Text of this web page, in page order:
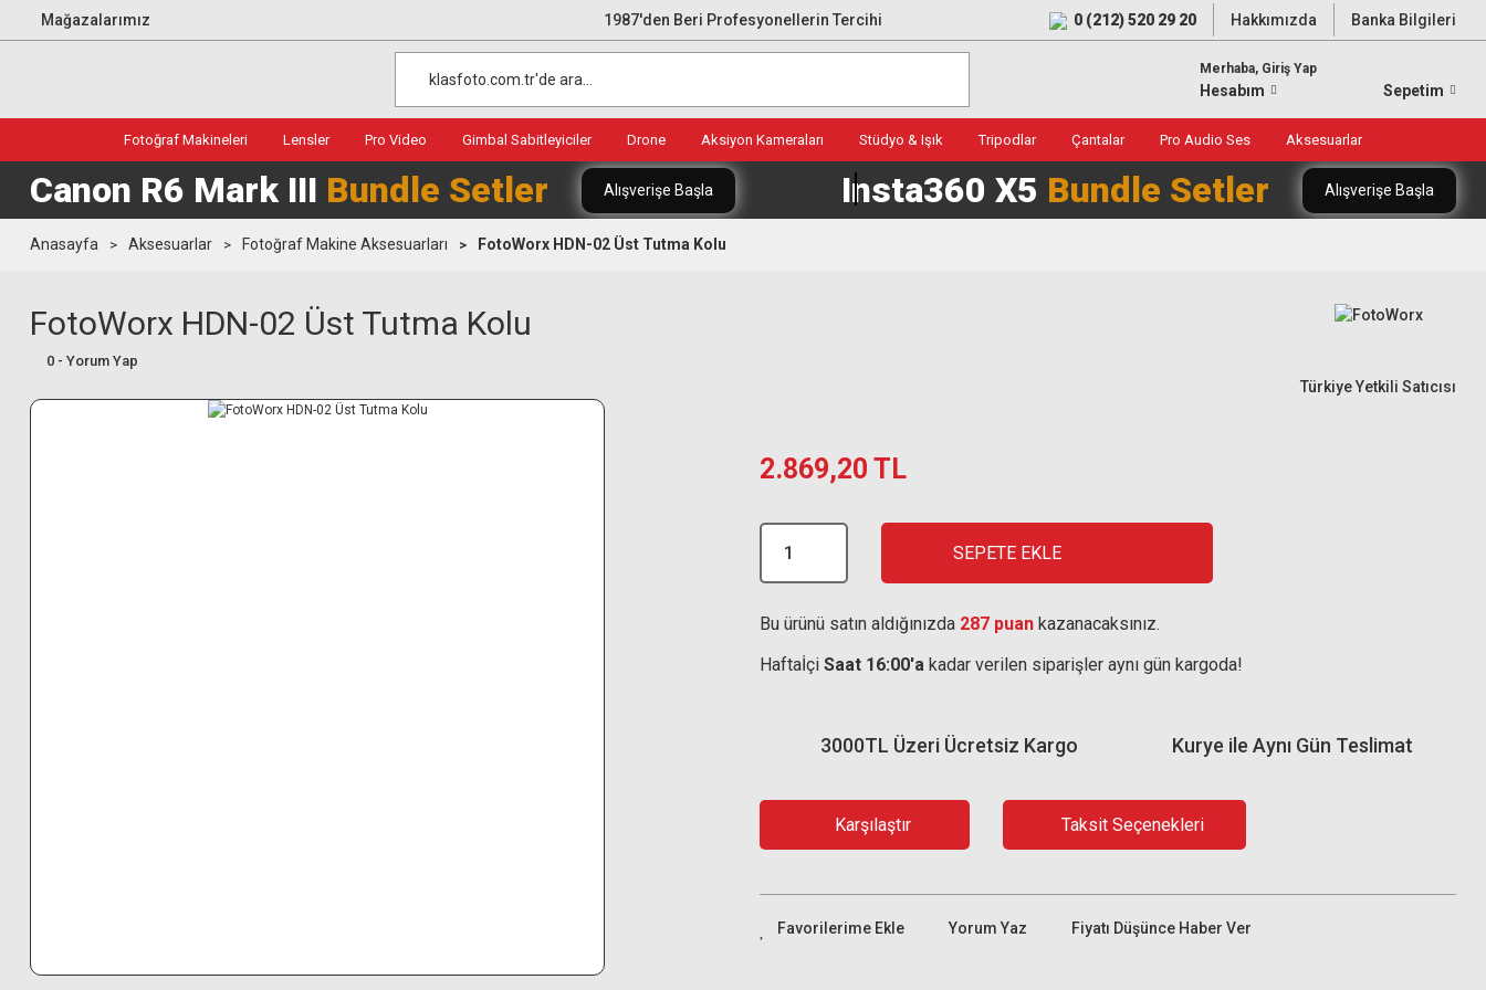
Mağazalarımız 1987'den Beri Profesyonellerin Tercihi 0 (212) 520 29 20 Hakkımızda Banka Bilgileri
Merhaba, Giriş Yap
Hesabım Sepetim
Fotoğraf Makineleri Lensler Pro Video Gimbal Sabitleyiciler Drone Aksiyon Kameraları Stüdyo & Işık Tripodlar Çantalar Pro Audio Ses Aksesuarlar
Canon R6 Mark III Bundle Setler Alışverişe Başla Insta360 X5 Bundle Setler Alışverişe Başla
Anasayfa Aksesuarlar Fotoğraf Makine Aksesuarları FotoWorx HDN-02 Üst Tutma Kolu
FotoWorx HDN-02 Üst Tutma Kolu
0 - Yorum Yap
Türkiye Yetkili Satıcısı
2.869,20 TL
SEPETE EKLE
Bu ürünü satın aldığınızda 287 puan kazanacaksınız.
Haftaİçi Saat 16:00'a kadar verilen siparişler aynı gün kargoda!
Kurye ile Aynı Gün Teslimat
3000TL Üzeri Ücretsiz Kargo
Karşılaştır Taksit Seçenekleri
Yorum Yaz Fiyatı Düşünce Haber Ver